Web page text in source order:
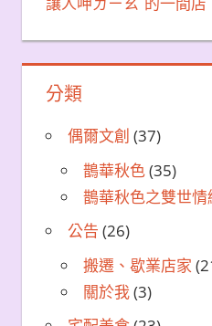
分類
偶爾文創 (37)
鵲華秋色(35)
鵲華秋色之雙世情
公告 (26)
搬遷、歇業店家
關於我(3)